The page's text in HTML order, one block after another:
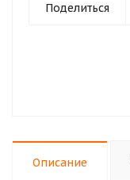
Поделиться
Описание